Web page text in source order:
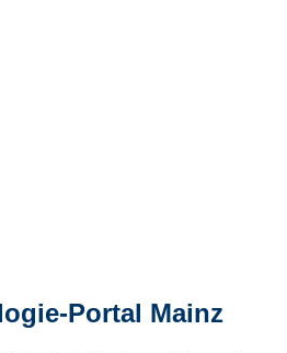
Portal Mainz